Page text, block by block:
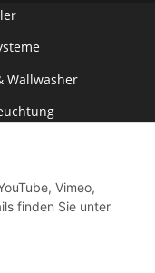
Vimeo,
finden Sie unter
Wallwasher